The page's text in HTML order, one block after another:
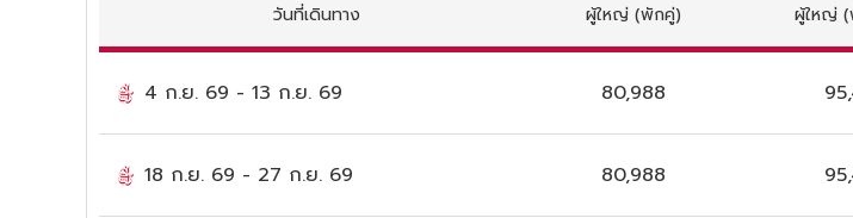
วันที่เดินทาง ผู้ใหญ่ (พักคู่) ผู้ใหญ่
4 ก.ย. 69 - 13 ก.ย. 69 80,988
18 ก.ย. 69 - 27 ก.ย. 69 80,988